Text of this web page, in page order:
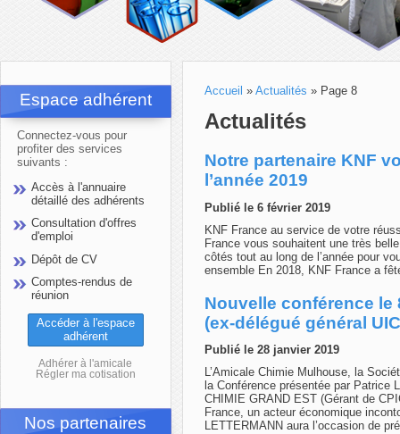
Espace adhérent
Connectez-vous pour
profiter des services
suivants :
Accès à l'annuaire
détaillé des adhérents
Consultation d'offres
d'emploi
Dépôt de CV
Comptes-rendus de
réunion
Accéder à l'espace
adhérent
Adhérer à l'amicale
Régler ma cotisation
Nos partenaires
Accueil » Actualités » Page 8
Actualités
Notre partenaire KNF
l’année 2019
Publié le 6 février 2019
KNF France au service de votre
France vous souhaitent une très
côtés tout au long de l’année pour
ensemble En 2018, KNF France a
Nouvelle conférence le
(ex-délégué général
Publié le 28 janvier 2019
L’Amicale Chimie Mulhouse, la
la Conférence présentée par Patrice
CHIMIE GRAND EST (Gérant de
France, un acteur économique
LETTERMANN aura l’occasion de